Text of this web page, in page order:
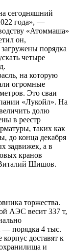
сегодняшний
года», —
«Атоммаша»
он,
порядка
четыре
на которую
огромные
Это сваи
«Лукойл». На
долю
в реестр
таких как
до конца декабря
задвижек, а в
кранов
Шишов.
торжества.
АЭС весит 337 т,
— порядка 4 тыс.
доставят к
и